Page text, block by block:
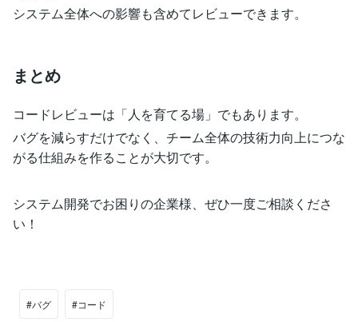
システム全体への影響も含めてレビューできます。
まとめ
コードレビューは「人を育てる場」でもあります。
バグを減らすだけでなく、チーム全体の技術力向上につな
がる仕組みを作ることが大切です。
システム開発でお困りの企業様、ぜひ一度ご相談くださ
い！
#バグ #コード